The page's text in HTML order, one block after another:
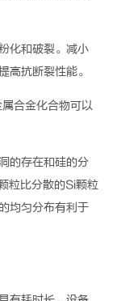
化和破裂。减小
高抗断裂性能。
属合金化合物可以
的存在和硅的分
粒比分散的Si颗粒
均匀分布有利于